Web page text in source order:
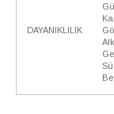
DAYANIKLILIK